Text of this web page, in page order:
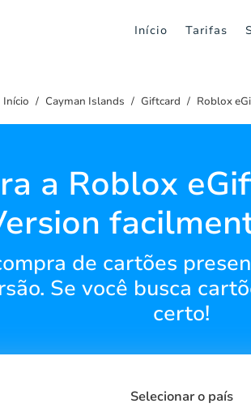
Início Tarifas
Início Cayman Islands Giftcard Roblox
a Roblox
de cartões
Se você busca
certo!
Selecionar o país